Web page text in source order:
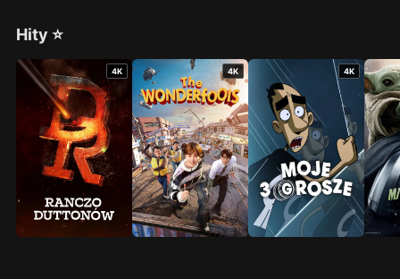
Hity ⭐
4K 4K 4K